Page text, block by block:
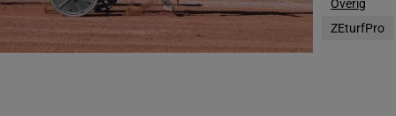
Overig
ZEturfPro